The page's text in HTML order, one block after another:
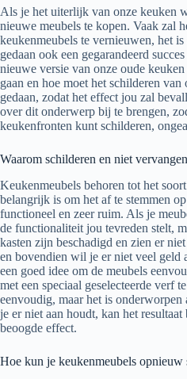
Als je het uiterlijk van onze keuken
nieuwe meubels te kopen. Vaak zal
keukenmeubels te vernieuwen, het
gedaan ook een gegarandeerd
nieuwe versie van onze oude
gaan en hoe moet het schilderen
gedaan, zodat het effect jou zal
over dit onderwerp bij te brengen,
keukenfronten kunt schilderen,
Waarom schilderen en niet
Keukenmeubels behoren tot het
belangrijk is om het af te stemmen
functioneel en zeer ruim. Als je
de functionaliteit jou tevreden stelt,
kasten zijn beschadigd en zien er
en bovendien wil je er niet veel geld
een goed idee om de meubels
met een speciaal geselecteerde verf
eenvoudig, maar het is onderworpen
je er niet aan houdt, kan het
beoogde effect.
Hoe kun je keukenmeubels